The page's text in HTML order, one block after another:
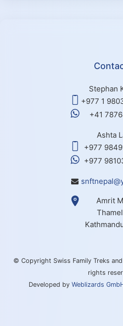
Stephan
+977 1
+41
Ashta
+977
+977
Amrit
© Copyright Swiss Family Treks
rights
Developed by Weblizards